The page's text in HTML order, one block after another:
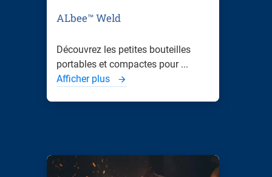
ALbee™ Weld
Découvrez les petites bouteilles
portables et compactes pour ...
Afficher plus